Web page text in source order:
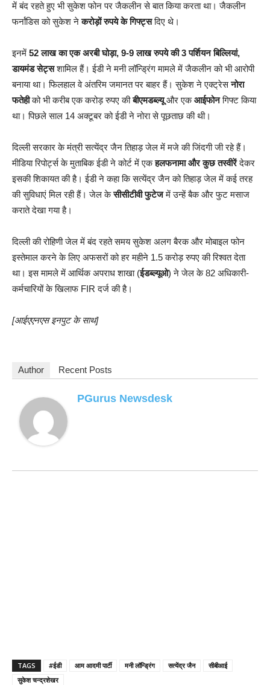
में बंद रहते हुए भी सुकेश फोन पर जैकलीन से बात किया करता था। जैकलीन
फर्नांडिस को सुकेश नेकरोड़ों रुपये के गिफ्ट्सदिए थे।
इनमें 52 लाख का एक अरबी घोड़ा, 9-9 लाख रुपये की 3 पर्शियन बिल्लियां,
डायमंड सेट्सशामिल हैं। ईडी ने मनी लॉन्ड्रिंग मामले में जैकलीन को भी आरोपी
बनाया था। फिलहाल वे अंतरिम जमानत पर बाहर हैं। सुकेश ने एक्ट्रेसनोरा
फतेहीको भी करीब एक करोड़ रुपए कीबीएमडब्ल्यूऔर एकआईफोनगिफ्ट किया
था। पिछले साल 14 अक्टूबर को ईडी ने नोरा से पूछताछ की थी।
दिल्ली सरकार के मंत्री सत्येंद्र जैन तिहाड़ जेल में मजे की जिंदगी जी रहे हैं।
मीडिया रिपोर्ट्स के मुताबिक ईडी ने कोर्ट में एकहलफनामा और कुछ तस्वीरेंदेकर
इसकी शिकायत की है। ईडी ने कहा कि सत्येंद्र जैन को तिहाड़ जेल में कई तरह
की सुविधाएं मिल रही हैं। जेल केसीसीटीवी फुटेजमें उन्हें बैक और फुट मसाज
कराते देखा गया है।
दिल्ली की रोहिणी जेल में बंद रहते समय सुकेश अलग बैरक और मोबाइल फोन
इस्तेमाल करने के लिए अफसरों को हर महीने 1.5 करोड़ रुपए की रिश्वत देता
था। इस मामले में आर्थिक अपराध शाखा (ईडब्ल्यूओ) ने जेल के 82 अधिकारी-
कर्मचारियों के खिलाफ FIR दर्ज की है।
[आईएएनएस इनपुट के साथ]
Author Recent Posts
PGurus Newsdesk
TAGS #ईडी आम आदमी पार्टी मनी लॉन्ड्रिंग सत्येंद्र जैन
सीबीआई
सुकेश चन्द्रशेखर